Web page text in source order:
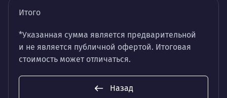
Итого
*Указанная сумма является предварительной
и не является публичной офертой. Итоговая
стоимость может отличаться.
Назад